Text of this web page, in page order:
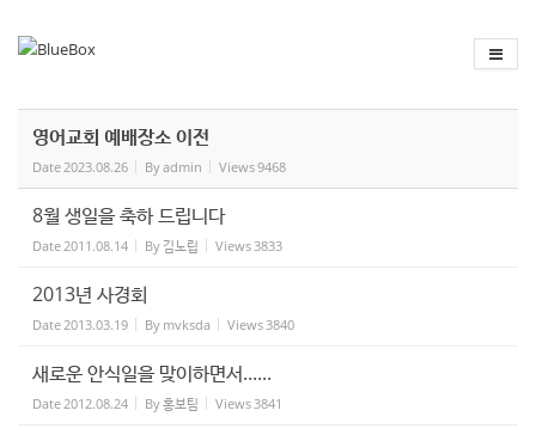
영어교회 예배장소 이전
Date2023.08.26 Byadmin Views9468
8월 생일을 축하 드립니다
Date2011.08.14 By 김노립 Views3833
2013년 사경회
Date2013.03.19 By mvksda Views3840
새로운 안식일을 맞이하면서......
Date2012.08.24 By홍보팀 Views3841
스케치북5
스케치북5